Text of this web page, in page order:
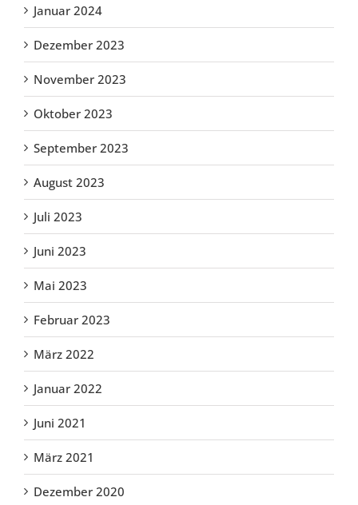
Januar 2024
Dezember 2023
November 2023
Oktober 2023
September 2023
August 2023
Juli 2023
Juni 2023
Mai 2023
Februar 2023
März 2022
Januar 2022
Juni 2021
März 2021
Dezember 2020